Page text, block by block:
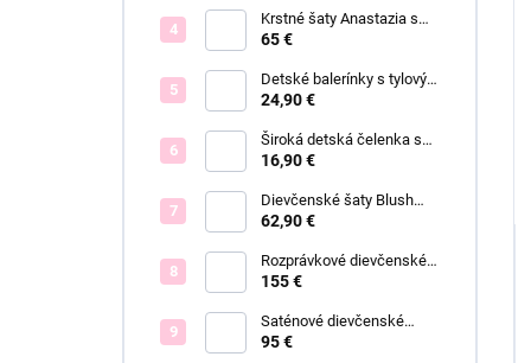
Krstné šaty Anastazia s
čipkou v štýle Royal Baby
65 €
Detské balerínky s tylovým
viazaním Anastazia
24,90 €
Široká detská čelenka s
mašľou a ANASTAZIA
16,90 €
Dievčenské šaty Blush
Grace pink
62,90 €
Rozprávkové dievčenské
šaty Fiona
155 €
Saténové dievčenské
spoločenské šaty Offelia
95 €